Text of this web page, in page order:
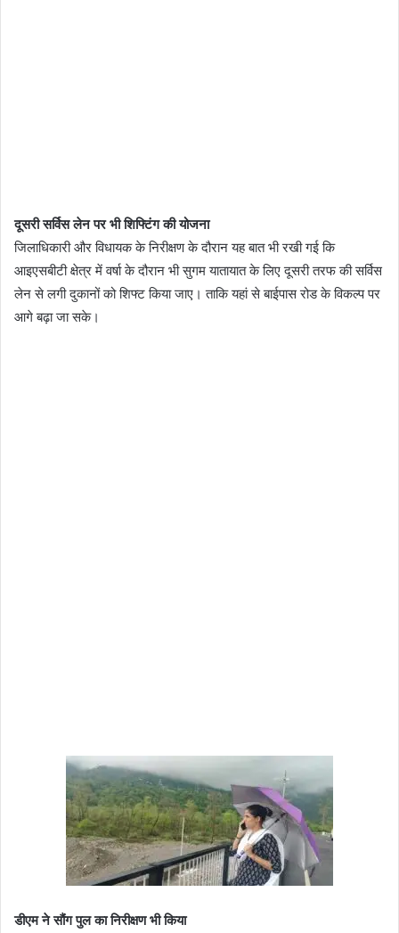
दूसरी सर्विस लेन पर भी शिफ्टिंग की योजना
जिलाधिकारी और विधायक के निरीक्षण के दौरान यह बात भी रखी गई कि
आइएसबीटी क्षेत्र में वर्षा के दौरान भी सुगम यातायात के लिए दूसरी तरफ की सर्विस
लेन से लगी दुकानों को शिफ्ट किया जाए। ताकि यहां से बाईपास रोड के विकल्प पर
आगे बढ़ा जा सके।
डीएम ने सौंग पुल का निरीक्षण भी किया